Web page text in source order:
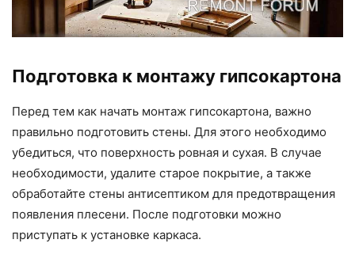
Подготовка к монтажу гипсокартона
Перед тем как начать монтаж гипсокартона, важно
правильно подготовить стены. Для этого необходимо
убедиться, что поверхность ровная и сухая. В случае
необходимости, удалите старое покрытие, а также
обработайте стены антисептиком для предотвращения
появления плесени. После подготовки можно
приступать к установке каркаса.